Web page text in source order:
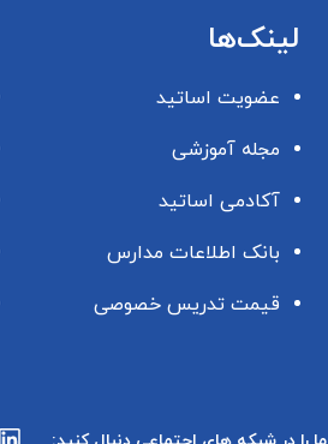
لینک‌ها
عضویت اساتید
مجله آموزشی
آکادمی اساتید
بانک اطلاعات مدارس
قیمت تدریس خصوصی